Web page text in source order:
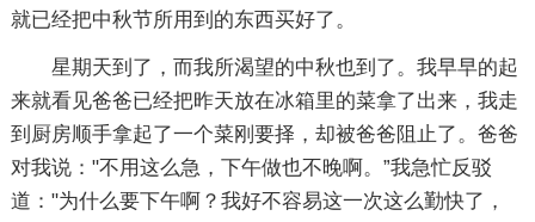
就已经把中秋节所用到的东西买好了。
星期天到了，而我所渴望的中秋也到了。我早早的起
来就看见爸爸已经把昨天放在冰箱里的菜拿了出来，我走
到厨房顺手拿起了一个菜刚要择，却被爸爸阻止了。爸爸
对我说："不用这么急，下午做也不晚啊。”我急忙反驳
道："为什么要下午啊？我好不容易这一次这么勤快了，